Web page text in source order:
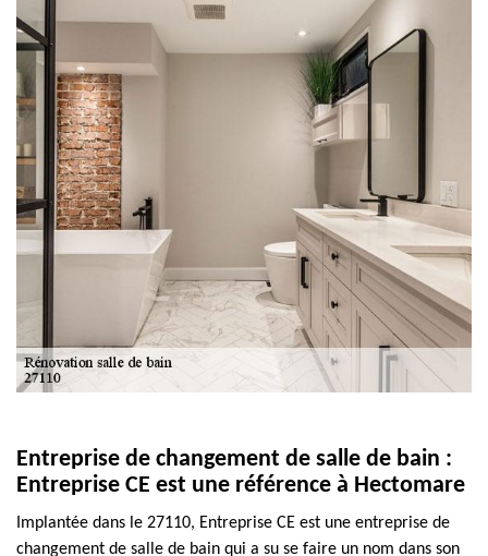
Entreprise de changement de salle de bain :
Entreprise CE est une référence à Hectomare
Implantée dans le 27110, Entreprise CE est une entreprise de
changement de salle de bain qui a su se faire un nom dans son